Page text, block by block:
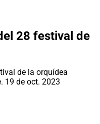
28 festival de
19 de oct. 2023